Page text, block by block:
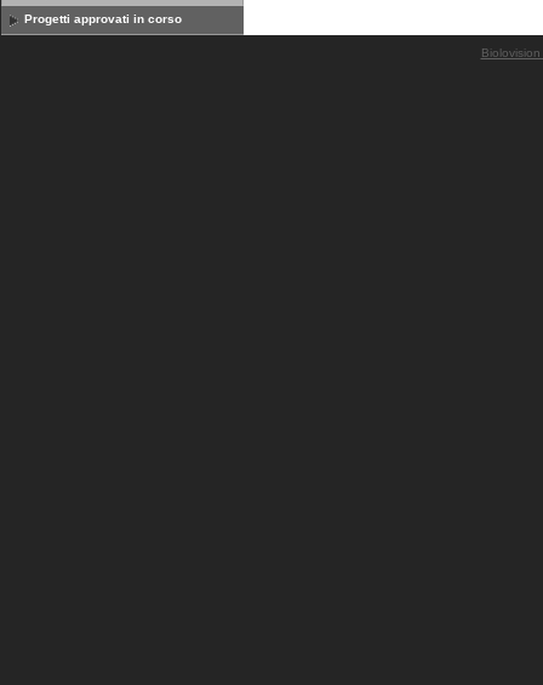
Progetti approvati in corso
Biolovision